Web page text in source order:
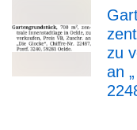
zur
zu
an